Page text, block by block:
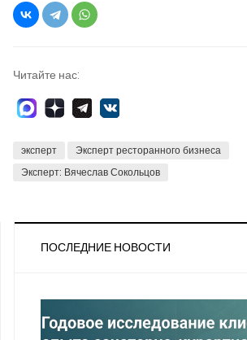
Читайте нас:
эксперт
Эксперт ресторанного бизнеса
Эксперт: Вячеслав Сокольцов
ПОСЛЕДНИЕ НОВОСТИ